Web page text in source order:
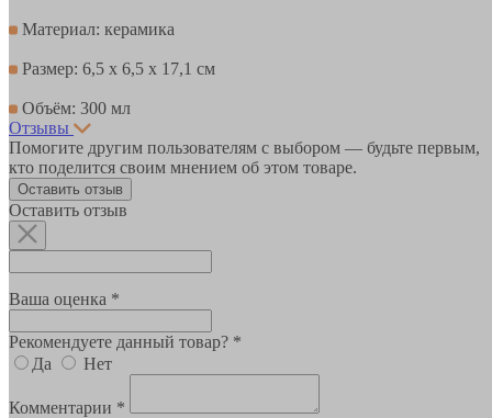
Материал: керамика
Размер: 6,5 х 6,5 х 17,1 см
Объём: 300 мл
Отзывы
Помогите другим пользователям с выбором — будьте первым,
кто поделится своим мнением об этом товаре.
Оставить отзыв
Оставить отзыв
Ваша оценка *
Рекомендуете данный товар? *
Да
Нет
Комментарии *